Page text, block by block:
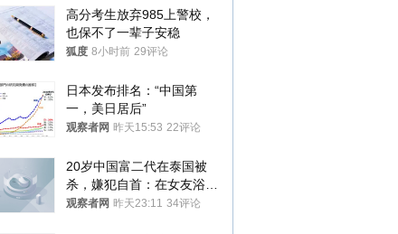
高分考生放弃985上警校，
也保不了一辈子安稳
狐度 8小时前 29评论
日本发布排名：“中国第
一，美日居后”
观察者网 昨天15:53 22评论
20岁中国富二代在泰国被
杀，嫌犯自首：在女友浴室
看到他
观察者网 昨天23:11 34评论